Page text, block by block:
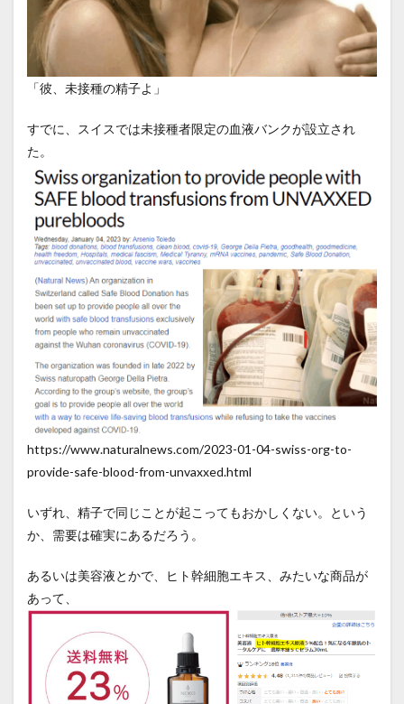
「彼、未接種の精子よ」
すでに、スイスでは未接種者限定の血液バンクが設立され
た。
https://www.naturalnews.com/2023-01-04-swiss-org-to-
provide-safe-blood-from-unvaxxed.html
いずれ、精子で同じことが起こってもおかしくない。という
か、需要は確実にあるだろう。
あるいは美容液とかで、ヒト幹細胞エキス、みたいな商品が
あって、